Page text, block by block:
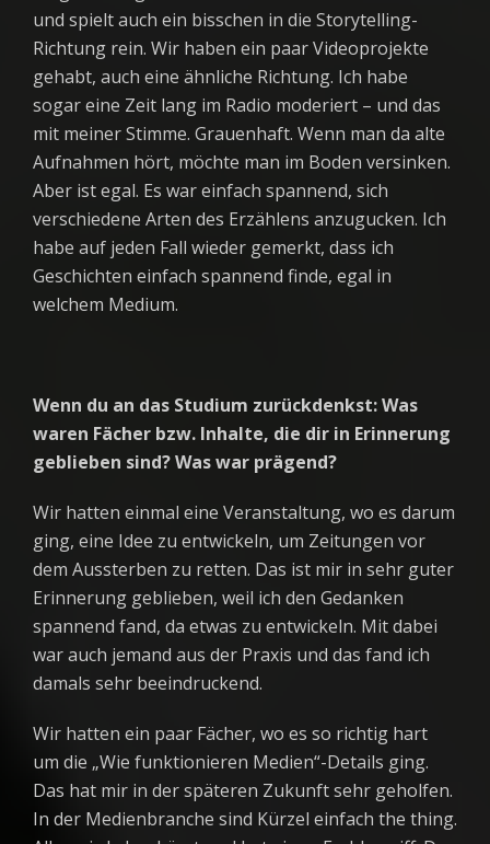
und spielt auch ein bisschen in die Storytelling-
Richtung rein. Wir haben ein paar Videoprojekte
gehabt, auch eine ähnliche Richtung. Ich habe
sogar eine Zeit lang im Radio moderiert – und das
mit meiner Stimme. Grauenhaft. Wenn man da alte
Aufnahmen hört, möchte man im Boden versinken.
Aber ist egal. Es war einfach spannend, sich
verschiedene Arten des Erzählens anzugucken. Ich
habe auf jeden Fall wieder gemerkt, dass ich
Geschichten einfach spannend finde, egal in
welchem Medium.
Wenn du an das Studium zurückdenkst: Was
waren Fächer bzw. Inhalte, die dir in Erinnerung
geblieben sind? Was war prägend?
Wir hatten einmal eine Veranstaltung, wo es darum
ging, eine Idee zu entwickeln, um Zeitungen vor
dem Aussterben zu retten. Das ist mir in sehr guter
Erinnerung geblieben, weil ich den Gedanken
spannend fand, da etwas zu entwickeln. Mit dabei
war auch jemand aus der Praxis und das fand ich
damals sehr beeindruckend.
Wir hatten ein paar Fächer, wo es so richtig hart
um die „Wie funktionieren Medien“-Details ging.
Das hat mir in der späteren Zukunft sehr geholfen.
In der Medienbranche sind Kürzel einfach the thing.